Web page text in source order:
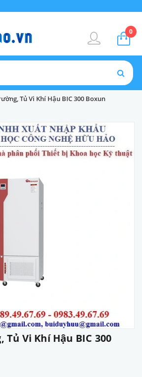
0
Tủ Vi Khí Hậu BIC 300 Boxun
Vi Khí Hậu BIC 300